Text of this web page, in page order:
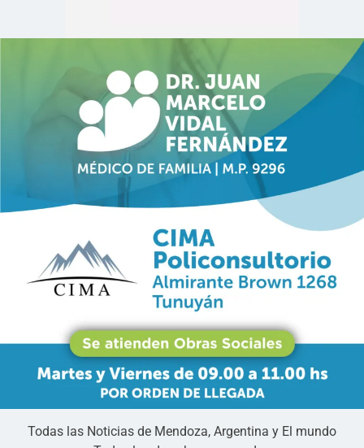
Todas las Noticias de Mendoza, Argentina y El mundo